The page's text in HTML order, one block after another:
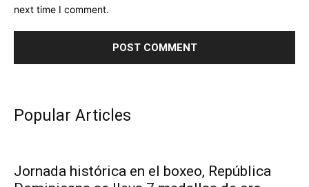
next time I comment.
Popular Articles
Jornada histórica en el boxeo, República